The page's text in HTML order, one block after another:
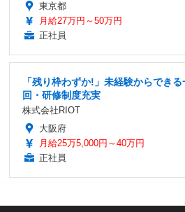
東京都
月給27万円～50万円
正社員
「残り枠わずか!」未経験からでき
回・研修制度充実
株式会社RIOT
大阪府
月給25万5,000円～40万円
正社員